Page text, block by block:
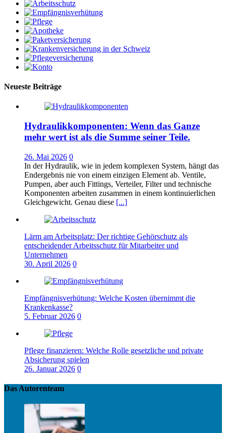
Neueste Beiträge
Hydraulikkomponenten: Wenn das Ganze
mehr wert ist als die Summe seiner Teile.
26. Mai 2026 0
In der Hydraulik, wie in jedem komplexen System, hängt das
Endergebnis nie von einem einzigen Element ab. Ventile,
Pumpen, aber auch Fittings, Verteiler, Filter und technische
Komponenten arbeiten zusammen in einem kontinuierlichen
Gleichgewicht. Genau diese [...]
Lärm am Arbeitsplatz: Der richtige Gehörschutz als
entscheidender Arbeitsschutz für Mitarbeiter und
Unternehmen
30. April 2026 0
Empfängnisverhütung: Welche Kosten übernimmt die
Krankenkasse?
5. Februar 2026 0
Pflege finanzieren: Welche Rolle gesetzliche und private
Absicherung spielen
26. Januar 2026 0
Das Autorenteam